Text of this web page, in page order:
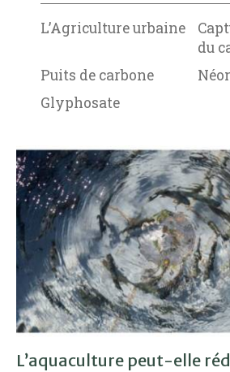
L’Agriculture urbaine
du
Puits de carbone
Glyphosate
L’aquaculture peut-elle